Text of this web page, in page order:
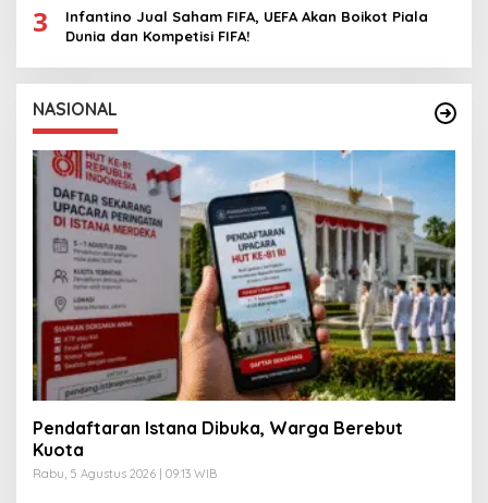
3
Infantino Jual Saham FIFA, UEFA Akan Boikot Piala
Dunia dan Kompetisi FIFA!
NASIONAL
Pendaftaran Istana Dibuka, Warga Berebut
Kuota
Rabu, 5 Agustus 2026 | 09:13 WIB